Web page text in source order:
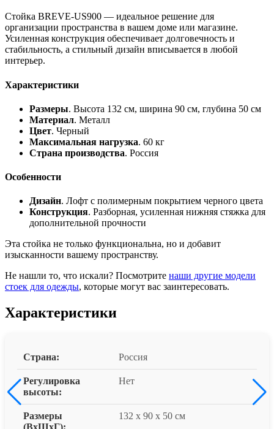
Стойка BREVE-US900 — идеальное решение для
организации пространства в вашем доме или магазине.
Усиленная конструкция обеспечивает долговечность и
стабильность, а стильный дизайн вписывается в любой
интерьер.
Характеристики
Размеры. Высота 132 см, ширина 90 см, глубина 50 см
Материал. Металл
Цвет. Черный
Максимальная нагрузка. 60 кг
Страна производства. Россия
Особенности
Дизайн. Лофт с полимерным покрытием черного цвета
Конструкция. Разборная, усиленная нижняя стяжка для
дополнительной прочности
Эта стойка не только функциональна, но и добавит
изысканности вашему пространству.
Не нашли то, что искали? Посмотрите наши другие модели
стоек для одежды, которые могут вас заинтересовать.
Характеристики
Страна: Россия
Регулировка
высоты:
Нет
Размеры
132 x 90 x 50 см